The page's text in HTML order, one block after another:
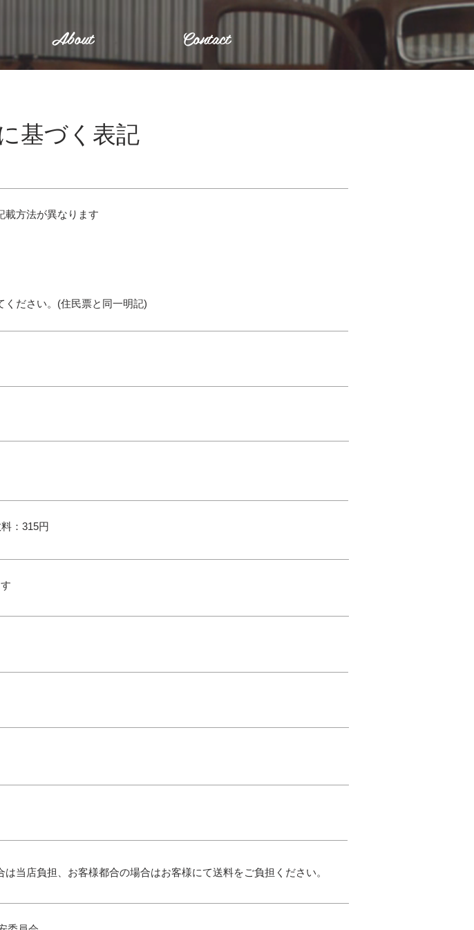
About Contact
基づく表記
載方法が異なります
ださい。(住民票と同一明記)
：315円
当店負担、お客様都合の場合はお客様にて送料をご負担ください。